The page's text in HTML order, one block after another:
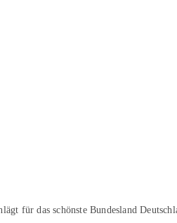
für das schönste Bundesland